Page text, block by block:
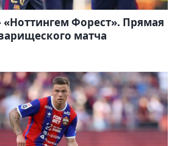
Форест». Прямая
матча